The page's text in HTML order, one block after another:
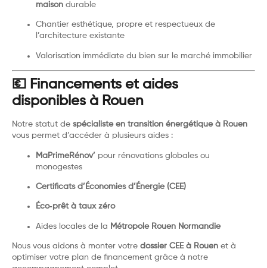
maison durable
Chantier esthétique, propre et respectueux de
l’architecture existante
Valorisation immédiate du bien sur le marché immobilier
💶 Financements et aides
disponibles à Rouen
Notre statut de spécialiste en transition énergétique à Rouen
vous permet d’accéder à plusieurs aides :
MaPrimeRénov’ pour rénovations globales ou
monogestes
Certificats d’Économies d’Énergie (CEE)
Éco‑prêt à taux zéro
Aides locales de la Métropole Rouen Normandie
Nous vous aidons à monter votre dossier CEE à Rouen et à
optimiser votre plan de financement grâce à notre